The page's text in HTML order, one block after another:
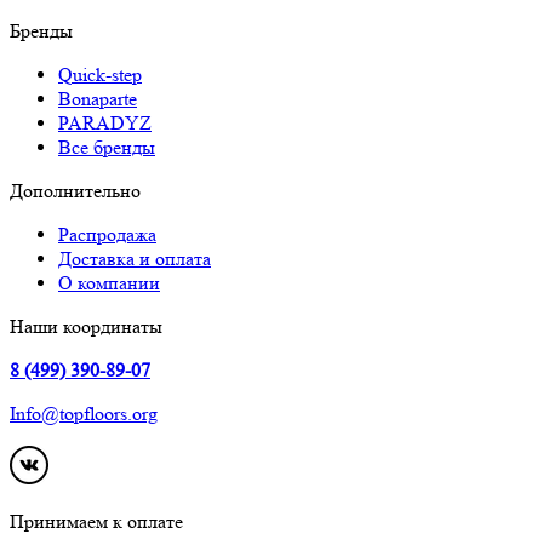
Бренды
Quick-step
Bonaparte
PARADYZ
Все бренды
Дополнительно
Распродажа
Доставка и оплата
О компании
Наши координаты
8 (499) 390-89-07
Info@topfloors.org
Принимаем к оплате